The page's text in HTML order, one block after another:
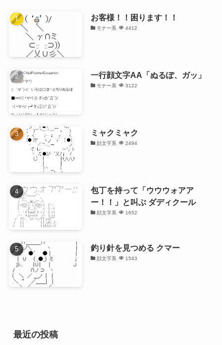
お客様！！困ります！！
モナー系 4412
一行顔文字AA「ぬるぽ、ガッ」
モナー系 3122
ミャクミャク
顔文字系 2494
包丁を持って「ウウウォアア
ー！！」と叫ぶ ダディクール
顔文字系 1652
釣り針を見つめる クマー
顔文字系 1543
最近の投稿